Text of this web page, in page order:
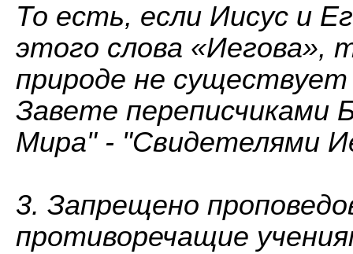
То есть, если Иисус и
этого слова «Иегова»,
природе не
Завете переписчиками
Мира" - "Свидетелями
3. Запрещено
противоречащие